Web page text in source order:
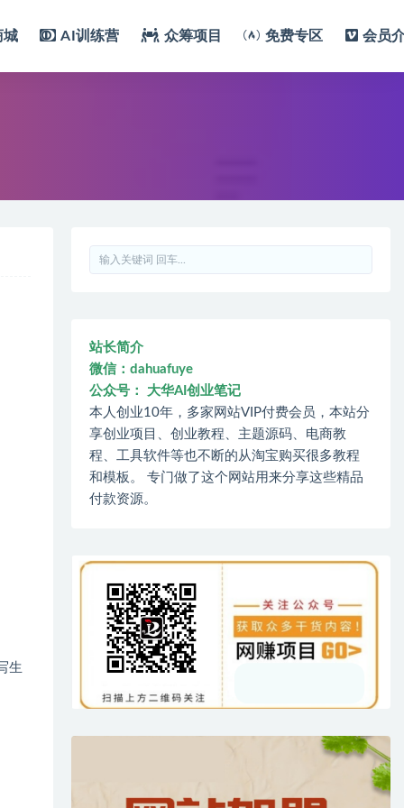
城 AI训练营 众筹项目 免费专区 会员
生
站长简介
微信：dahuafuye
公众号： 大华AI创业笔记
本人创业10年，多家网站VIP付费会员，本站分
享创业项目、创业教程、主题源码、电商教
程、工具软件等也不断的从淘宝购买很多教程
和模板。 专门做了这个网站用来分享这些精品
付款资源。